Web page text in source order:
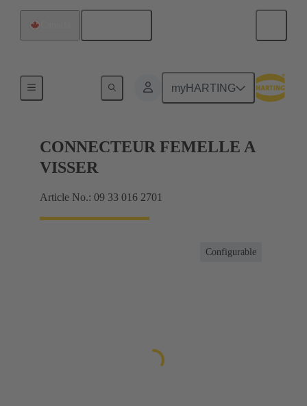
myHARTING
Intensités jusqu'à 16 A
CONNECTEUR FEMELLE A
VISSER
Article No.: 09 33 016 2701
Configurable